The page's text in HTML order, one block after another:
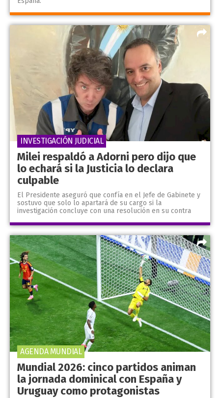
Milei respaldó a Adorni pero dijo que
lo echará si la Justicia lo declara
culpable
El Presidente aseguró que confía en el Jefe de Gabinete y
sostuvo que solo lo apartará de su cargo si la
investigación concluye con una resolución en su contra
INVESTIGACIÓN JUDICIAL
Mundial 2026: cinco partidos animan
la jornada dominical con España y
Uruguay como protagonistas
AGENDA MUNDIAL